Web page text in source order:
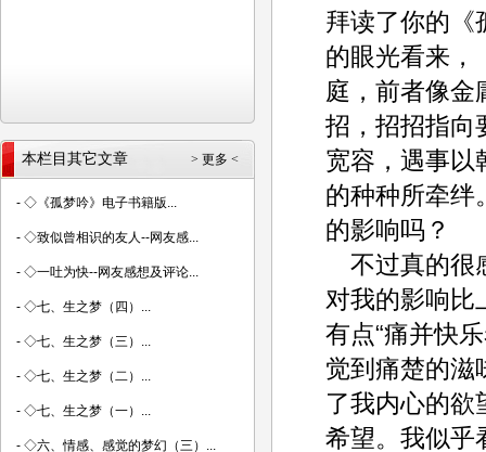
拜读了你的《
的眼光看来，
庭，前者像金
招，招招指向
宽容，遇事以
的种种所牵绊
的影响吗？
不过真的很
对我的影响比
有点“痛并快
觉到痛楚的滋
了我内心的欲
希望。我似乎
> 更多 <
本栏目其它文章
- ◇《孤梦吟》电子书籍版...
- ◇致似曾相识的友人--网友感...
- ◇一吐为快--网友感想及评论...
- ◇七、生之梦（四）...
- ◇七、生之梦（三）...
- ◇七、生之梦（二）...
- ◇七、生之梦（一）...
- ◇六、情感、感觉的梦幻（三）...